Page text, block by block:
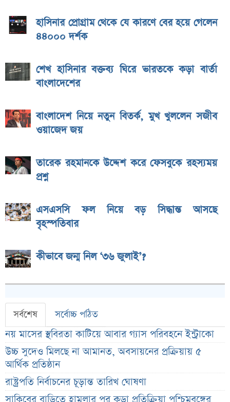
হাসিনার প্রোগ্রাম থেকে যে কারণে বের হয়ে গেলেন
৪৪০০০ দর্শক
শেখ হাসিনার বক্তব্য ঘিরে ভারতকে কড়া বার্তা
বাংলাদেশের
বাংলাদেশ নিয়ে নতুন বিতর্ক, মুখ খুললেন সজীব
ওয়াজেদ জয়
তারেক রহমানকে উদ্দেশ করে ফেসবুকে রহস্যময়
প্রশ্ন
এসএসসি ফল নিয়ে বড় সিদ্ধান্ত আসছে
বৃহস্পতিবার
কীভাবে জন্ম নিল ‘৩৬ জুলাই’?
সর্বশেষ সর্বোচ্চ পঠিত
নয় মাসের স্থবিরতা কাটিয়ে আবার গ্যাস পরিবহনে ইন্ট্রাকো
উচ্চ সুদেও মিলছে না আমানত, অবসায়নের প্রক্রিয়ায় ৫
আর্থিক প্রতিষ্ঠান
রাষ্ট্রপতি নির্বাচনের চূড়ান্ত তারিখ ঘোষণা